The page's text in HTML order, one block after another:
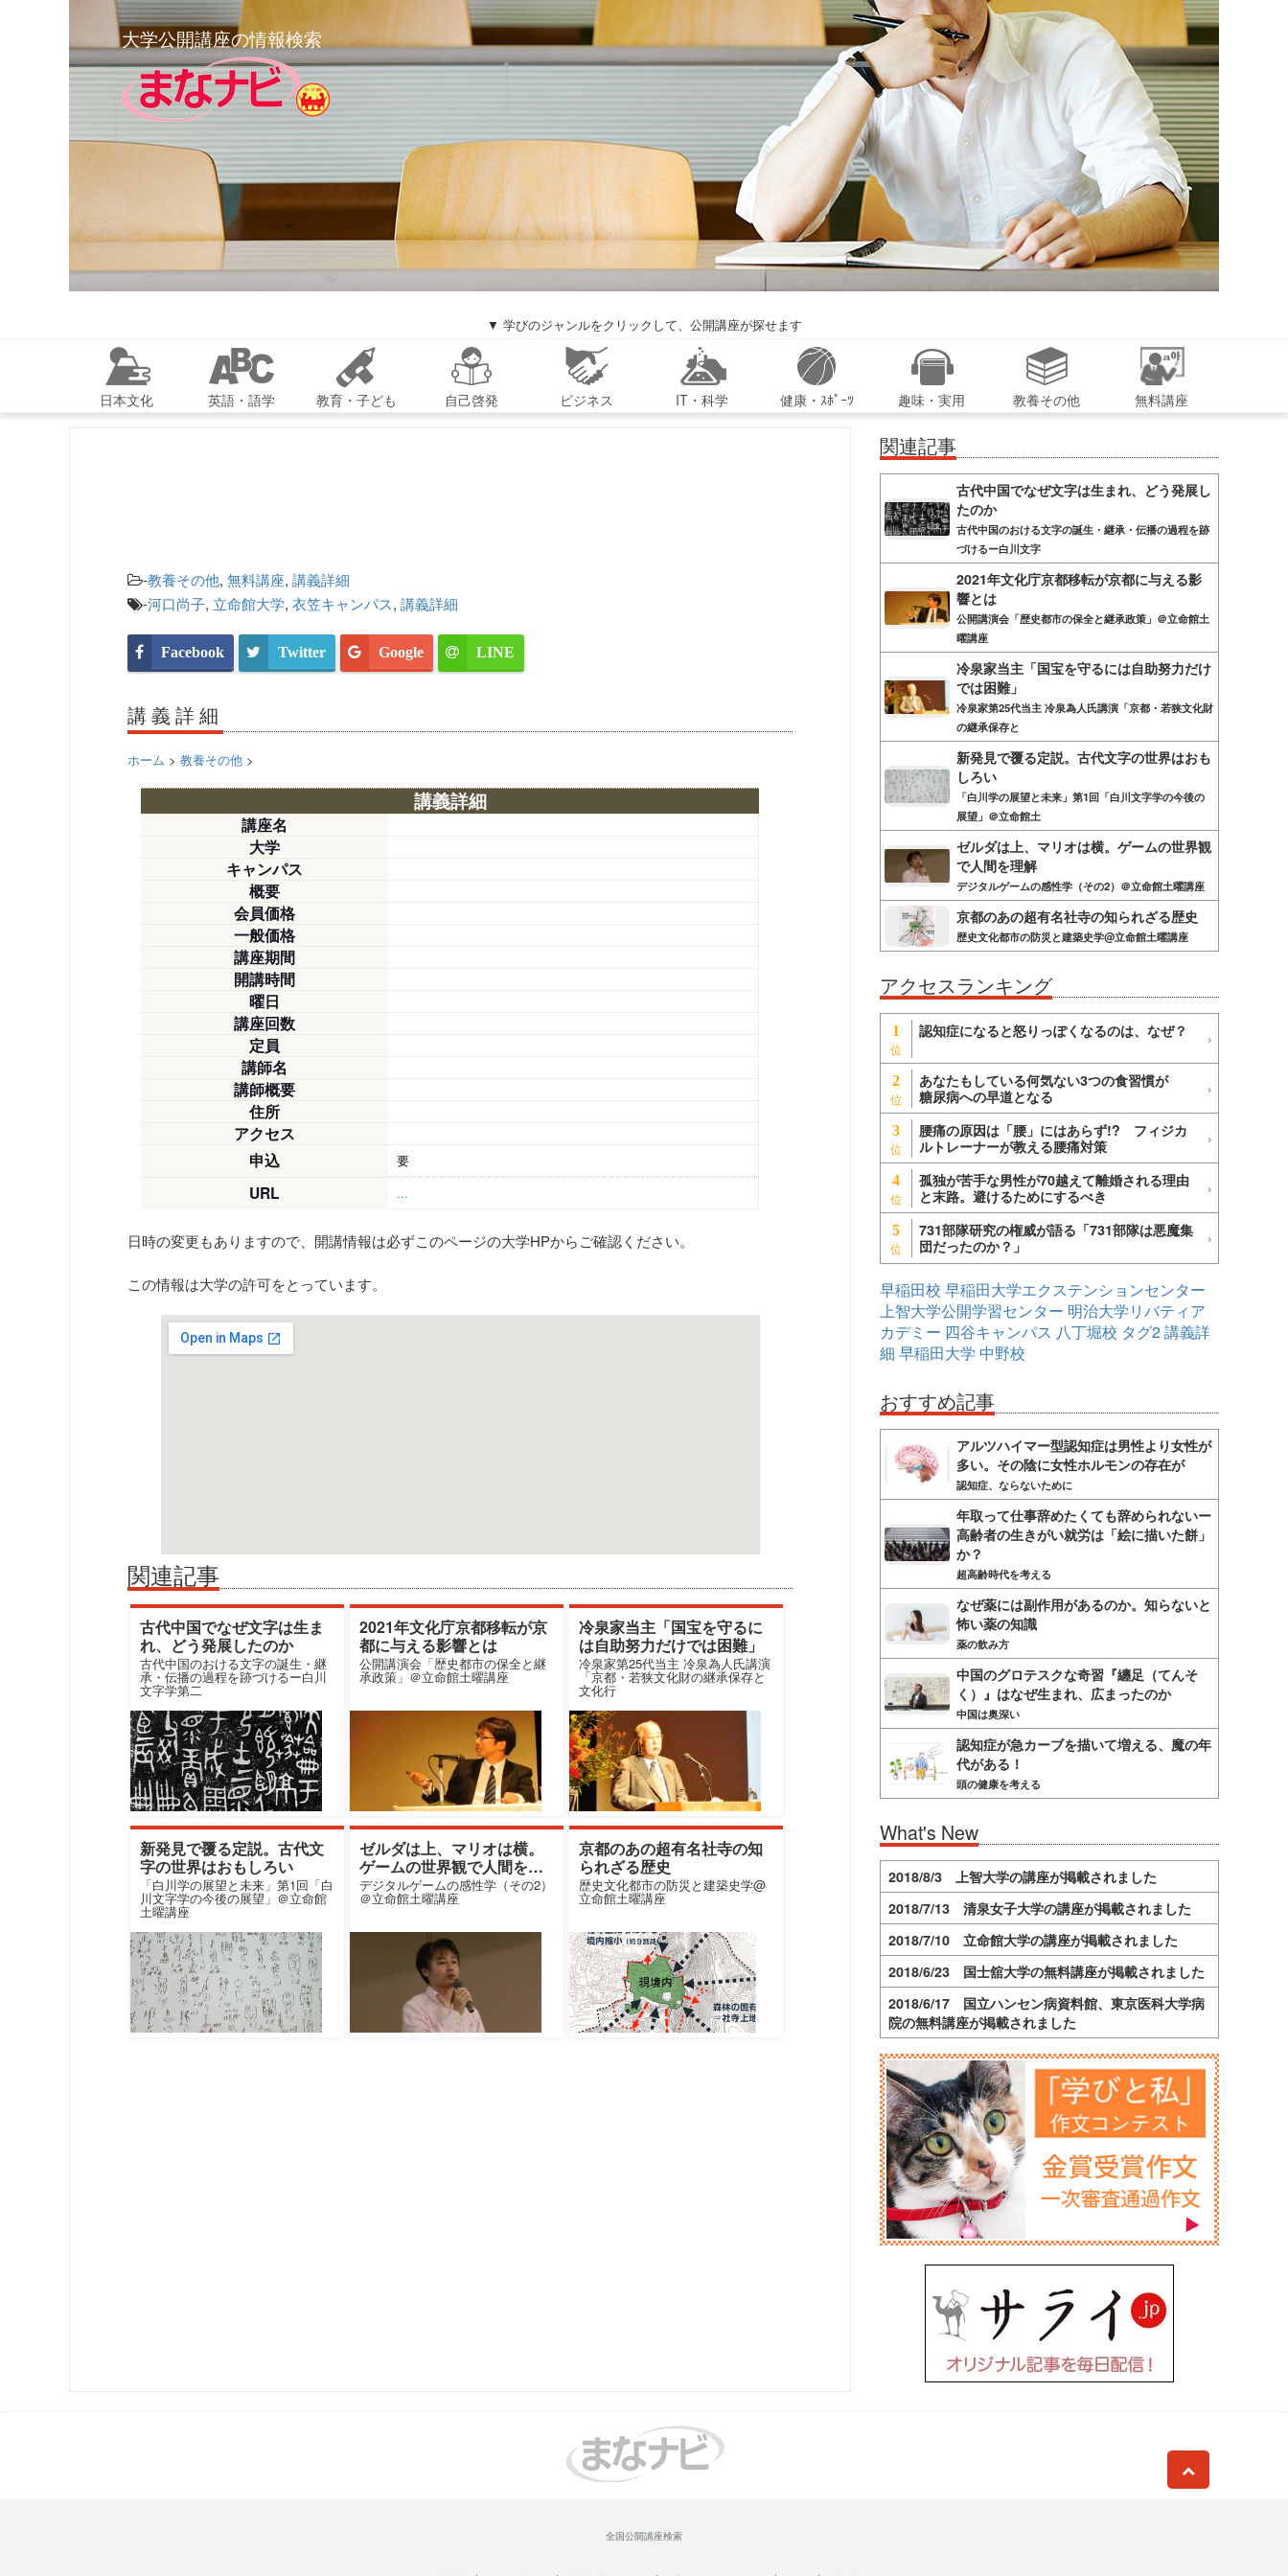
大学公開講座の情報検索
▼ 学びのジャンルをクリックして、公開講座が探せます
日本文化 英語・語学 教育・子ども 自己啓発 ビジネス IT・科学 健康・ｽﾎﾟｰﾂ 趣味・実用 教養その他 無料講座
-教養その他, 無料講座, 講義詳細
-河口尚子, 立命館大学, 衣笠キャンパス, 講義詳細
Facebook Twitter Google LINE
講義詳細
ホーム > 教養その他 >
講義詳細
講座名
大学
キャンパス
概要
会員価格
一般価格
講座期間
開講時間
曜日
講座回数
定員
講師名
講師概要
住所
アクセス
申込
要
URL ...
日時の変更もありますので、開講情報は必ずこのページの大学HPからご確認ください。
この情報は大学の許可をとっています。
関連記事
古代中国でなぜ文字は生ま
れ、どう発展したのか
古代中国のおける文字の誕生・継
承・伝播の過程を跡づけるー白川
文字学第二
2021年文化庁京都移転が京
都に与える影響とは
公開講演会「歴史都市の保全と継
承政策」＠立命館土曜講座
冷泉家当主「国宝を守るに
は自助努力だけでは困難」
冷泉家第25代当主 冷泉為人氏講演
「京都・若狭文化財の継承保存と
文化行
新発見で覆る定説。古代文
字の世界はおもしろい
「白川学の展望と未来」第1回「白
川文字学の今後の展望」＠立命館
土曜講座
ゼルダは上、マリオは横。
ゲームの世界観で人間を理
解
デジタルゲームの感性学（その2）
＠立命館土曜講座
京都のあの超有名社寺の知
られざる歴史
歴史文化都市の防災と建築史学@
立命館土曜講座
関連記事
古代中国でなぜ文字は生まれ、どう発展し
たのか
古代中国のおける文字の誕生・継承・伝播の過程を跡
づけるー白川文字
2021年文化庁京都移転が京都に与える影
響とは
公開講演会「歴史都市の保全と継承政策」＠立命館土
曜講座
冷泉家当主「国宝を守るには自助努力だけ
では困難」
冷泉家第25代当主 冷泉為人氏講演「京都・若狭文化財
の継承保存と
新発見で覆る定説。古代文字の世界はおも
しろい
「白川学の展望と未来」第1回「白川文字学の今後の
展望」＠立命館土
ゼルダは上、マリオは横。ゲームの世界観
で人間を理解
デジタルゲームの感性学（その2）＠立命館土曜講座
京都のあの超有名社寺の知られざる歴史
歴史文化都市の防災と建築史学@立命館土曜講座
アクセスランキング
1 認知症になると怒りっぽくなるのは、なぜ？
2
あなたもしている何気ない3つの食習慣が
糖尿病への早道となる
3
腰痛の原因は「腰」にはあらず!? フィジカ
ルトレーナーが教える腰痛対策
4
孤独が苦手な男性が70越えて離婚される理由
と末路。避けるためにするべき
5
731部隊研究の権威が語る「731部隊は悪魔集
団だったのか？」
早稲田校 早稲田大学エクステンションセンター
上智大学公開学習センター 明治大学リバティア
カデミー 四谷キャンパス 八丁堀校 タグ2講義詳
細 早稲田大学 中野校
おすすめ記事
アルツハイマー型認知症は男性より女性が
多い。その陰に女性ホルモンの存在が
認知症、ならないために
年取って仕事辞めたくても辞められないー
高齢者の生きがい就労は「絵に描いた餅」
か？
超高齢時代を考える
なぜ薬には副作用があるのか。知らないと
怖い薬の知識
薬の飲み方
中国のグロテスクな奇習『纏足（てんそ
く）』はなぜ生まれ、広まったのか
中国は奥深い
認知症が急カーブを描いて増える、魔の年
代がある！
頭の健康を考える
What's New
2018/8/3 上智大学の講座が掲載されました
2018/7/13 清泉女子大学の講座が掲載されました
2018/7/10 立命館大学の講座が掲載されました
2018/6/23 国士舘大学の無料講座が掲載されました
2018/6/17 国立ハンセン病資料館、東京医科大学病
院の無料講座が掲載されました
全国公開講座検索